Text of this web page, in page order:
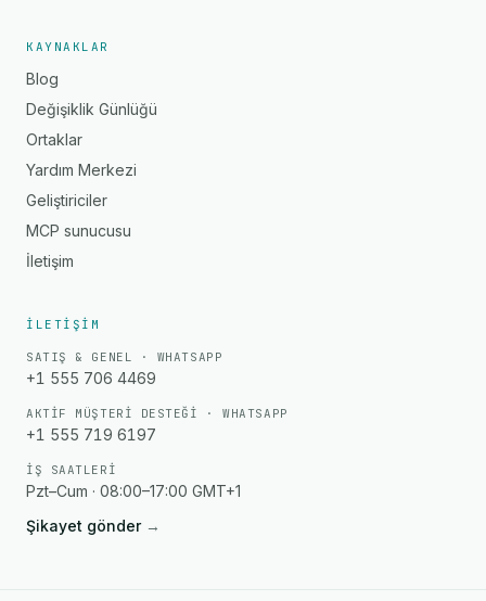
KAYNAKLAR
Blog
Değişiklik Günlüğü
Ortaklar
Yardım Merkezi
Geliştiriciler
MCP sunucusu
İletişim
İLETIŞIM
SATIŞ & GENEL · WHATSAPP
+1 555 706 4469
AKTIF MÜŞTERI DESTEĞI · WHATSAPP
+1 555 719 6197
İŞ SAATLERI
Pzt–Cum · 08:00–17:00 GMT+1
Şikayet gönder →